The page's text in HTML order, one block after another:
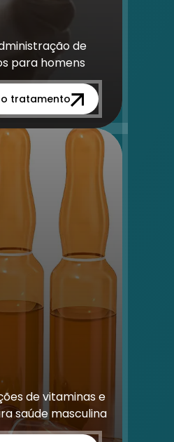
de
para homens
tratamento
de vitaminas e
saúde masculina